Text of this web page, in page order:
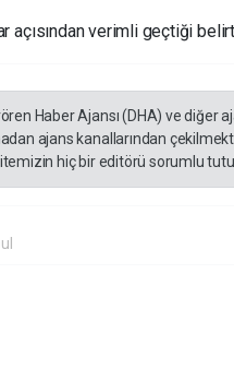
açısından verimli geçtiği
Haber Ajansı (DHA) ve diğer
ajans kanallarından
hiç bir editörü sorumlu